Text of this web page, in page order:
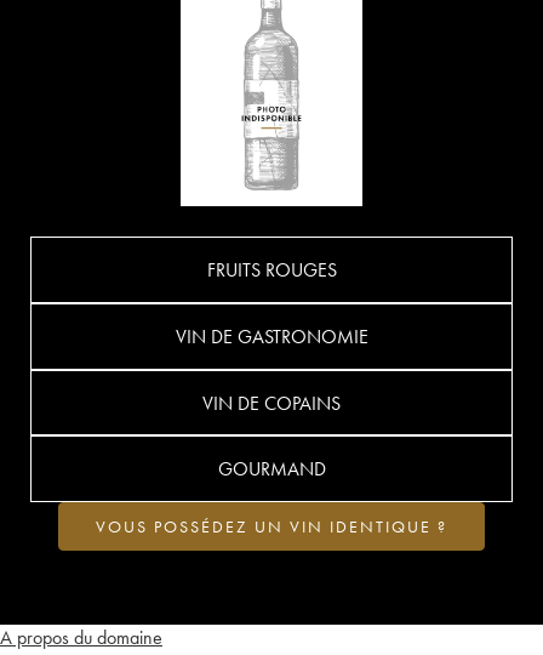
A propos du domaine
FRUITS ROUGES
VIN DE GASTRONOMIE
VIN DE COPAINS
GOURMAND
VOUS POSSÉDEZ UN VIN IDENTIQUE ?